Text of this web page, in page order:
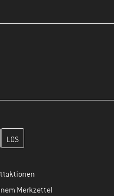
und erstelle im nächsten
Merkzettel